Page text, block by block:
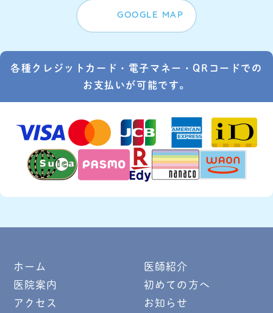
GOOGLE MAP
各種クレジットカード・電子マネー・QRコードでの
お支払いが可能です。
ホーム
医師紹介
医院案内
初めての方へ
アクセス
お知らせ